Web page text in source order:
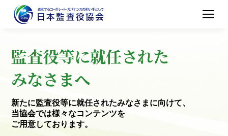
監査役等に就任された
みなさまへ
新たに監査役等に就任されたみなさまに向けて、
当協会では様々なコンテンツを
ご用意しております。